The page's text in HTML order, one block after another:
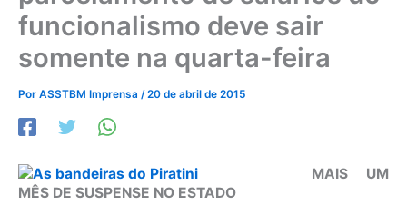
funcionalismo deve sair
somente na quarta-feira
Por ASSTBM Imprensa /20 de abril de 2015
MAIS UM
MÊS DE SUSPENSE NO ESTADO